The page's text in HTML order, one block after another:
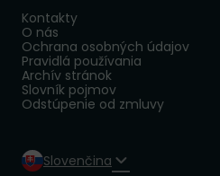
Kontakty
O nás
Ochrana osobných údajov
Pravidlá používania
Archív stránok
Slovník pojmov
Odstúpenie od zmluvy
Slovenčina